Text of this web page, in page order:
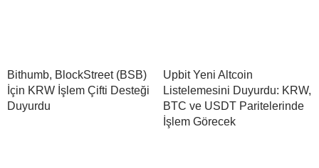
Bithumb, BlockStreet (BSB)
İçin KRW İşlem Çifti Desteği
Duyurdu
Upbit Yeni Altcoin
Listelemesini Duyurdu: KRW,
BTC ve USDT Paritelerinde
İşlem Görecek